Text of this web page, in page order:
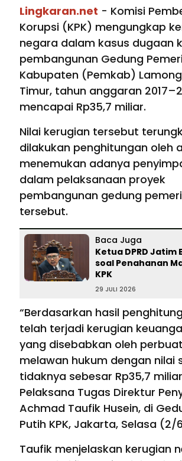
Lingkaran.net - Komisi
Korupsi (KPK) mengungkap
negara dalam kasus dugaan
pembangunan Gedung
Kabupaten (Pemkab)
Timur, tahun anggaran
mencapai Rp35,7 miliar.
Nilai kerugian tersebut
dilakukan penghitungan oleh
menemukan adanya
dalam pelaksanaan proyek
pembangunan gedung
tersebut.
Baca Juga
Ketua DPRD Jatim
soal Penahanan
KPK
29 JULI 2026
“Berdasarkan hasil
telah terjadi kerugian
yang disebabkan oleh
melawan hukum dengan nilai
tidaknya sebesar Rp35,7
Pelaksana Tugas Direktur
Achmad Taufik Husein, di
Putih KPK, Jakarta, Selasa (2/
Taufik menjelaskan kerugian